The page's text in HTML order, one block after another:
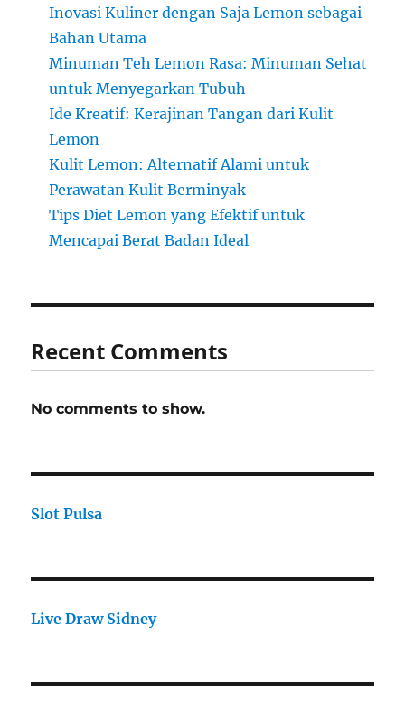
Inovasi Kuliner dengan Saja Lemon sebagai
Bahan Utama
Minuman Teh Lemon Rasa: Minuman Sehat
untuk Menyegarkan Tubuh
Ide Kreatif: Kerajinan Tangan dari Kulit
Lemon
Kulit Lemon: Alternatif Alami untuk
Perawatan Kulit Berminyak
Tips Diet Lemon yang Efektif untuk
Mencapai Berat Badan Ideal
Recent Comments
No comments to show.
Slot Pulsa
Live Draw Sidney